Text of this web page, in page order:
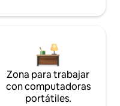
Zona para trabajar
con computadoras
portátiles.